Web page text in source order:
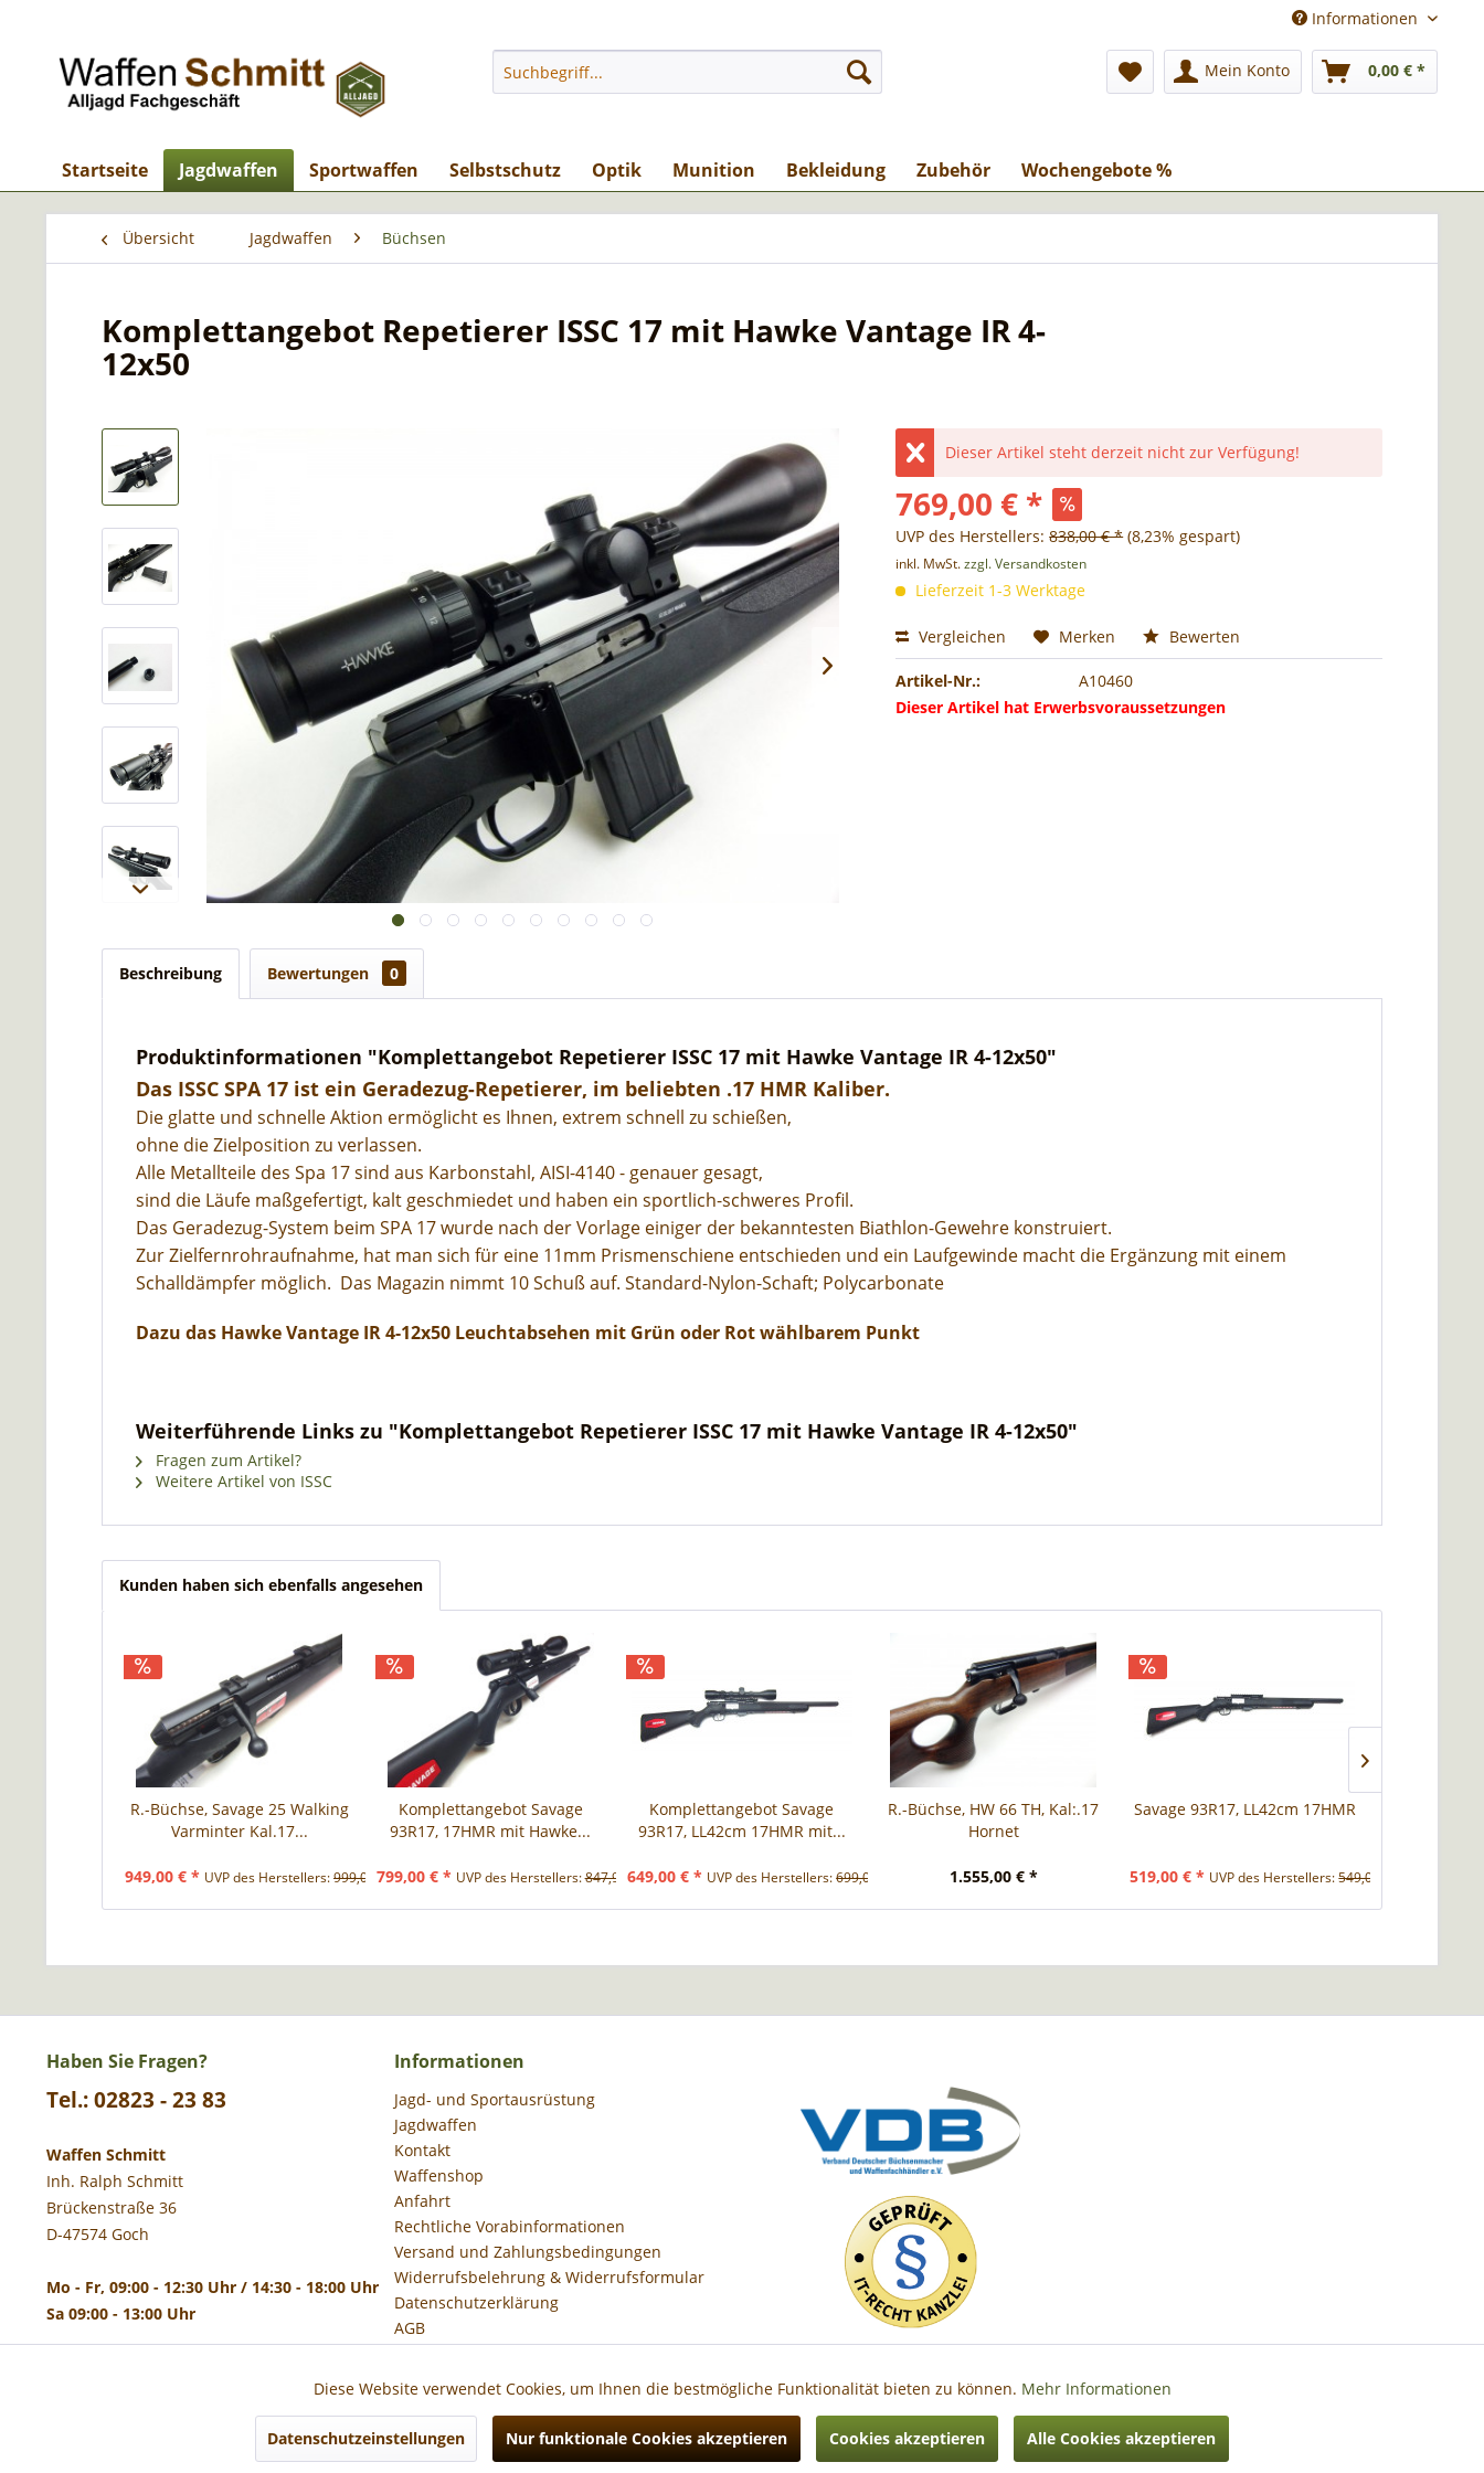
Informationen
Mein Konto 0,00 € *
Startseite Jagdwaffen Sportwaffen Selbstschutz Optik Munition Bekleidung Zubehör Wochengebote %
Übersicht Jagdwaffen Büchsen
Komplettangebot Repetierer ISSC 17 mit Hawke Vantage IR 4-
12x50
Dieser Artikel steht derzeit nicht zur Verfügung!
769,00 € *
UVP des Herstellers:838,00 € * (8,23% gespart)
inkl. MwSt.zzgl. Versandkosten
Lieferzeit 1-3 Werktage
Vergleichen Merken Bewerten
Artikel-Nr.:
A10460
Dieser Artikel hat Erwerbsvoraussetzungen
Beschreibung Bewertungen 0
Produktinformationen "Komplettangebot Repetierer ISSC 17 mit Hawke Vantage IR 4-12x50"
Das ISSC SPA 17 ist ein Geradezug-Repetierer, im beliebten .17 HMR Kaliber.
Die glatte und schnelle Aktion ermöglicht es Ihnen, extrem schnell zu schießen,
ohne die Zielposition zu verlassen.
Alle Metallteile des Spa 17 sind aus Karbonstahl, AISI-4140 - genauer gesagt,
sind die Läufe maßgefertigt, kalt geschmiedet und haben ein sportlich-schweres Profil.
Das Geradezug-System beim SPA 17 wurde nach der Vorlage einiger der bekanntesten Biathlon-Gewehre konstruiert.
Zur Zielfernrohraufnahme, hat man sich für eine 11mm Prismenschiene entschieden und ein Laufgewinde macht die Ergänzung mit einem
Schalldämpfer möglich. Das Magazin nimmt 10 Schuß auf. Standard-Nylon-Schaft; Polycarbonate
Dazu das Hawke Vantage IR 4-12x50 Leuchtabsehen mit Grün oder Rot wählbarem Punkt
Weiterführende Links zu "Komplettangebot Repetierer ISSC 17 mit Hawke Vantage IR 4-12x50"
Fragen zum Artikel?
Weitere Artikel von ISSC
Kunden haben sich ebenfalls angesehen
R.-Büchse, Savage 25 Walking
Varminter Kal.17...
949,00 € * UVP des Herstellers:999,00 € *
Komplettangebot Savage
93R17, 17HMR mit Hawke...
799,00 € * UVP des Herstellers:847,90 € *
Komplettangebot Savage
93R17, LL42cm 17HMR mit...
649,00 € * UVP des Herstellers:699,00 € *
R.-Büchse, HW 66 TH, Kal:.17
Hornet
1.555,00 € *
Savage 93R17, LL42cm 17HMR
519,00 € * UVP des Herstellers:549,00 € *
Haben Sie Fragen?
Tel.: 02823 - 23 83
Waffen Schmitt
Inh. Ralph Schmitt
Brückenstraße 36
D-47574 Goch
Mo - Fr, 09:00 - 12:30 Uhr / 14:30 - 18:00 Uhr
Sa 09:00 - 13:00 Uhr
Informationen
Jagd- und Sportausrüstung
Jagdwaffen
Kontakt
Waffenshop
Anfahrt
Rechtliche Vorabinformationen
Versand und Zahlungsbedingungen
Widerrufsbelehrung & Widerrufsformular
Datenschutzerklärung
AGB
* Alle Preise inkl. gesetzl. Mehrwertsteuer zzgl.Versandkosten, wenn nicht anders beschrieben
Diese Website verwendet Cookies, um Ihnen die bestmögliche Funktionalität bieten zu können. Mehr Informationen
Datenschutzeinstellungen Nur funktionale Cookies akzeptieren Cookies akzeptieren Alle Cookies akzeptieren